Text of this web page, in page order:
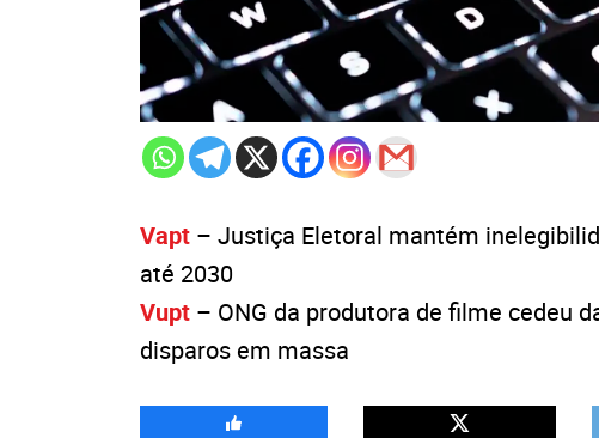
Vapt – Justiça Eletoral mantém
até 2030
Vupt – ONG da produtora de filme cedeu
disparos em massa